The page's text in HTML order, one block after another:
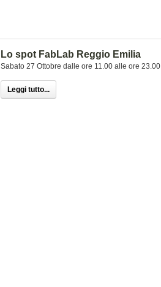
Lo spot FabLab Reggio Emilia
Sabato 27 Ottobre dalle ore 11.00 alle ore 23.00
Leggi tutto...